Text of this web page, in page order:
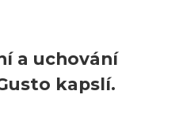
a uchování
kapslí.